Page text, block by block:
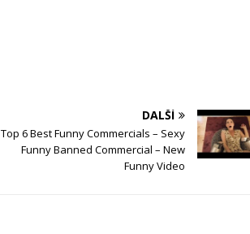
DALŠÍ
Top 6 Best Funny Commercials – Sexy
Funny Banned Commercial – New
Funny Video